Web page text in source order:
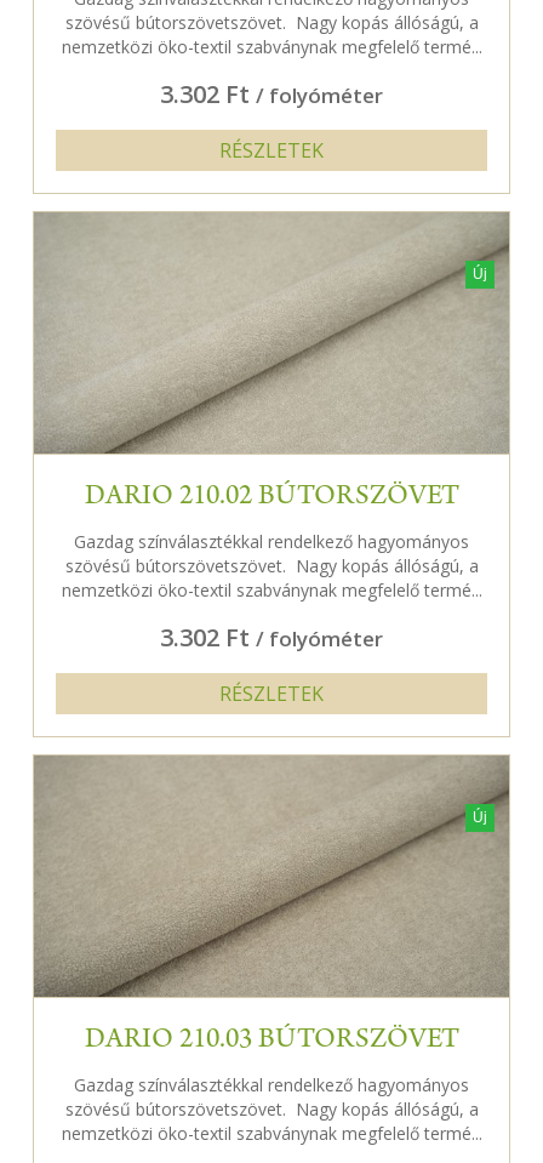
szövésű bútorszövetszövet. Nagy kopás állóságú, a
nemzetközi öko-textil szabványnak megfelelő termé...
3.302 Ft / folyóméter
RÉSZLETEK
Új
DARIO 210.02 BÚTORSZÖVET
Gazdag színválasztékkal rendelkező hagyományos
szövésű bútorszövetszövet. Nagy kopás állóságú, a
nemzetközi öko-textil szabványnak megfelelő termé...
3.302 Ft / folyóméter
RÉSZLETEK
Új
DARIO 210.03 BÚTORSZÖVET
Gazdag színválasztékkal rendelkező hagyományos
szövésű bútorszövetszövet. Nagy kopás állóságú, a
nemzetközi öko-textil szabványnak megfelelő termé...